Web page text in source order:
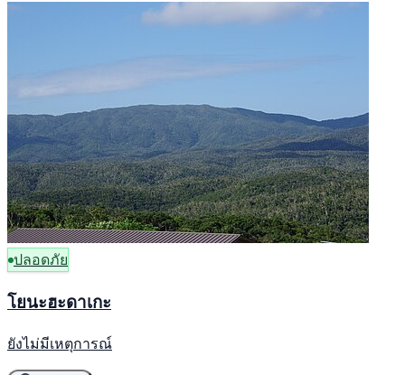
ปลอดภัย
โยนะฮะดาเกะ
ยังไม่มีเหตุการณ์